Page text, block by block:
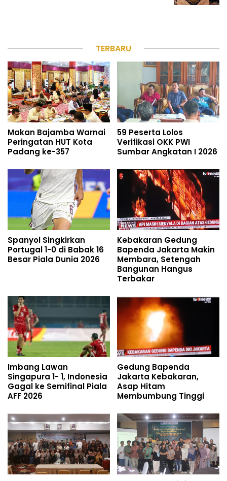
TERBARU
Makan Bajamba Warnai
Peringatan HUT Kota
Padang ke-357
59 Peserta Lolos
Verifikasi OKK PWI
Sumbar Angkatan I 2026
Spanyol Singkirkan
Portugal 1-0 di Babak 16
Besar Piala Dunia 2026
Kebakaran Gedung
Bapenda Jakarta Makin
Membara, Setengah
Bangunan Hangus
Terbakar
Imbang Lawan
Singapura 1- 1, Indonesia
Gagal ke Semifinal Piala
AFF 2026
Gedung Bapenda
Jakarta Kebakaran,
Asap Hitam
Membumbung Tinggi